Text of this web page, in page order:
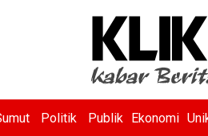
Politik Publik Ekonomi